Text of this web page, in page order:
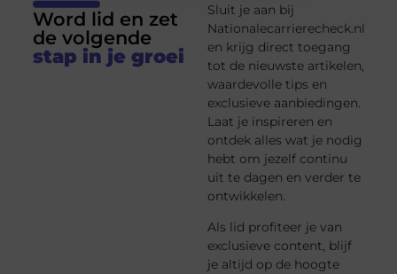
Word lid en zet
de volgende
stap in je groei
Sluit je aan bij
Nationalecarrierecheck.nl
en krijg direct toegang
tot de nieuwste artikelen,
waardevolle tips en
exclusieve aanbiedingen.
Laat je inspireren en
ontdek alles wat je nodig
hebt om jezelf continu
uit te dagen en verder te
ontwikkelen.
Als lid profiteer je van
exclusieve content, blijf
je altijd op de hoogte